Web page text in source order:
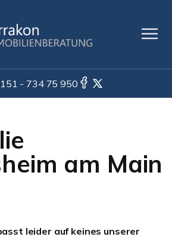
- 734 75 950
am Main
leider auf keines unserer